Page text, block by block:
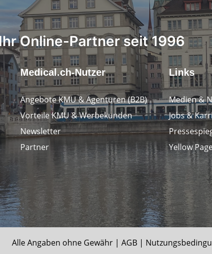
Online-Partner seit 1996
Medical.ch-Nutzer
Angebote KMU & Agenturen (B2B)
Vorteile KMU & Werbekunden
Newsletter
Partner
Links
Medien &
Jobs &
Yellow
Alle Angaben ohne Gewähr | AGB |